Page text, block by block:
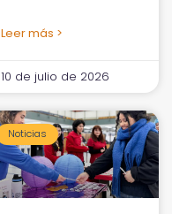
Leer más >
10 de julio de 2026
Noticias